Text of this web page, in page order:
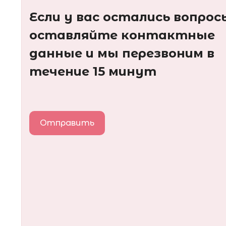
Если у вас остались
оставляйте контактные
данные и мы перезвоним в
течение 15 минут